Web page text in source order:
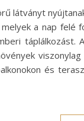
látványt
a nap felé
és